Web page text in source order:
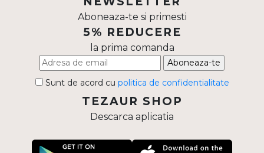
Aboneaza-te si primesti
5% REDUCERE
la prima comanda
Aboneaza-te
Sunt de acord cu politica de confidentialitate
TEZAUR SHOP
Descarca aplicatia